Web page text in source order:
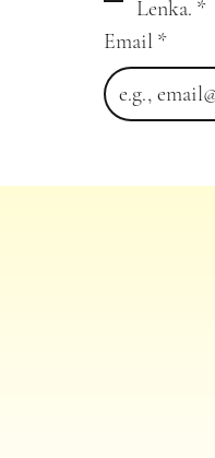
Lenka. *
Email *